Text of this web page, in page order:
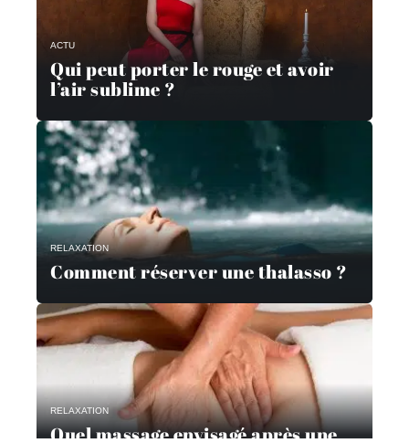
ACTU
Qui peut porter le rouge et avoir
l’air sublime ?
RELAXATION
Comment réserver une thalasso ?
RELAXATION
Quel massage envisagé après une